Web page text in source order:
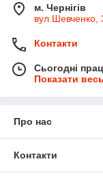
м. Чернігів
вул.Шевченко,
Контакти
Сьогодні
Показати
Про нас
Контакти